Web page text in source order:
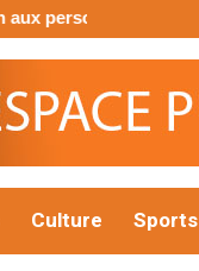
par les inondations
Culture Sports